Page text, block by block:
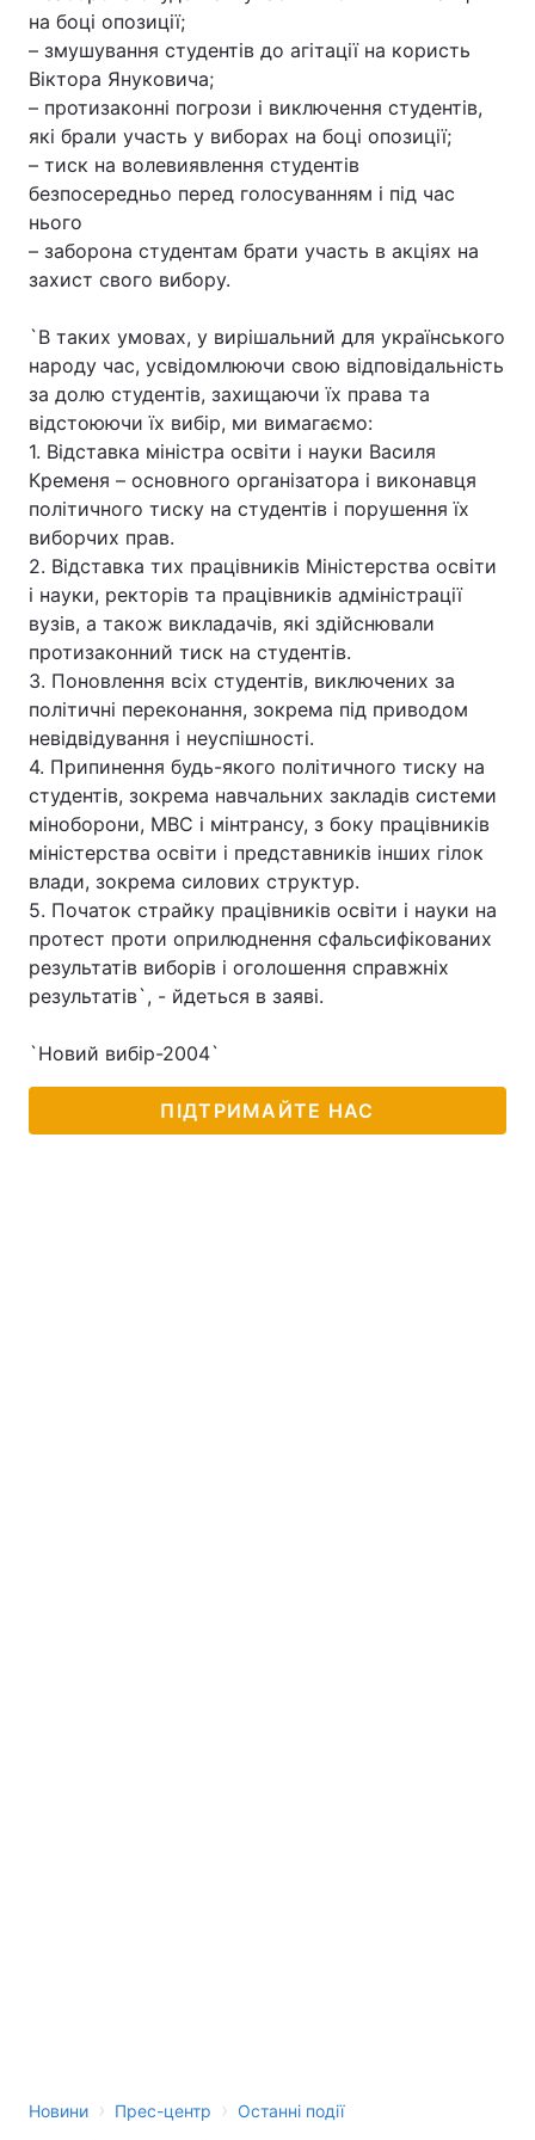
на боці опозиції;
– змушування студентів до агітації на користь
Віктора Януковича;
– протизаконні погрози і виключення студентів,
які брали участь у виборах на боці опозиції;
– тиск на волевиявлення студентів
безпосередньо перед голосуванням і під час
нього
– заборона студентам брати участь в акціях на
захист свого вибору.
`В таких умовах, у вирішальний для українського
народу час, усвідомлюючи свою відповідальність
за долю студентів, захищаючи їх права та
відстоюючи їх вибір, ми вимагаємо:
1. Відставка міністра освіти і науки Василя
Кременя – основного організатора і виконавця
політичного тиску на студентів і порушення їх
виборчих прав.
2. Відставка тих працівників Міністерства освіти
і науки, ректорів та працівників адміністрації
вузів, а також викладачів, які здійснювали
протизаконний тиск на студентів.
3. Поновлення всіх студентів, виключених за
політичні переконання, зокрема під приводом
невідвідування і неуспішності.
4. Припинення будь-якого політичного тиску на
студентів, зокрема навчальних закладів системи
міноборони, МВС і мінтрансу, з боку працівників
міністерства освіти і представників інших гілок
влади, зокрема силових структур.
5. Початок страйку працівників освіти і науки на
протест проти оприлюднення сфальсифікованих
результатів виборів і оголошення справжніх
результатів`, - йдеться в заяві.
`Новий вибір-2004`
ПІДТРИМАЙТЕ НАС
Новини › Прес-центр › Останні події